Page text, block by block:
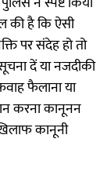
की है कि ऐसी
पर संदेह हो तो
दें या नजदीकी
फैलाना या
करना कानूनन
कानूनी